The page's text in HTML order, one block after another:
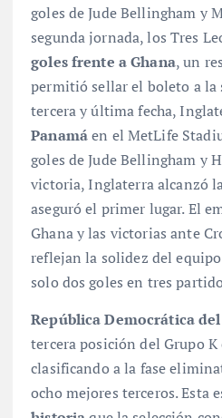
goles de Jude Bellingham y
segunda jornada, los Tres
goles frente a Ghana, un
permitió sellar el boleto a la
tercera y última fecha,
Panamáen el MetLife
goles de Jude Bellingham y
victoria, Inglaterra alcanzó
aseguró el primer lugar. El
Ghana y las victorias ante
reflejan la solidez del
solo dos goles en tres
República Democrática
tercera posición del Grupo K
clasificando a la fase
ocho mejores terceros. Esta